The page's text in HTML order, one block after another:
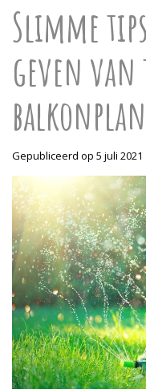
Slimme
geven
Gepubliceerd op 5 juli 2021